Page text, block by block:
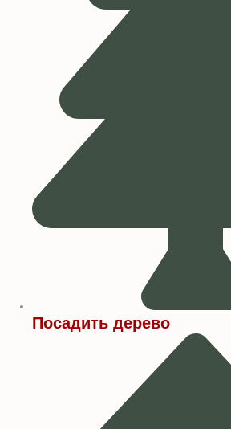
Посадить дерево